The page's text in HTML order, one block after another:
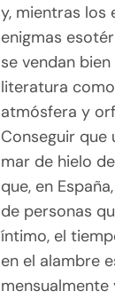
y, mientras los
enigmas
se vendan
literatura
atmósfera y
Conseguir que
mar de hielo
que, en
de personas
íntimo, el
en el alambre